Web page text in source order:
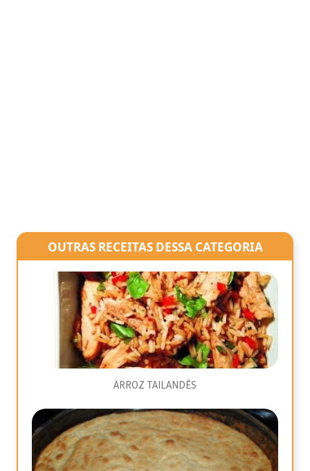
OUTRAS RECEITAS DESSA CATEGORIA
ARROZ TAILANDÊS